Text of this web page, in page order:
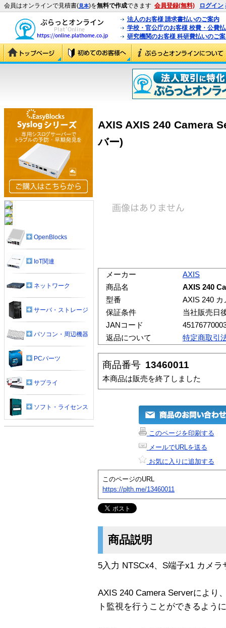
会員はオンラインで見積書(見本)を無料で作成できます 会員登録(無料) ログイン
法人のお客様 請求書払いのご案内
学校・官公庁のお客様 校費・公費
研究機関のお客様 科研費払いのご
AXIS AXIS 240 Camera
バー)
メーカー
AXIS
商品名
AXIS 240
型番
AXIS 240
保証条件
当社販売日
JANコード
返品について
特定商取引
商品番号 13460011
本商品は販売を終了しました
このページを印刷する
メールでURLを送る
お気に入りに追加する
このページのURL
https://plth.me/13460011
商品説明
5入力 NTSCx4、S端子x1 カメ
AXIS 240 Camera Serverにより
ト監視を行うことができるよう
OpenBlocks
IoT関連
ネットワーク
サーバ・ストレージ
パソコン・周辺機器
PCパーツ
サプライ
ソフト・ライセンス